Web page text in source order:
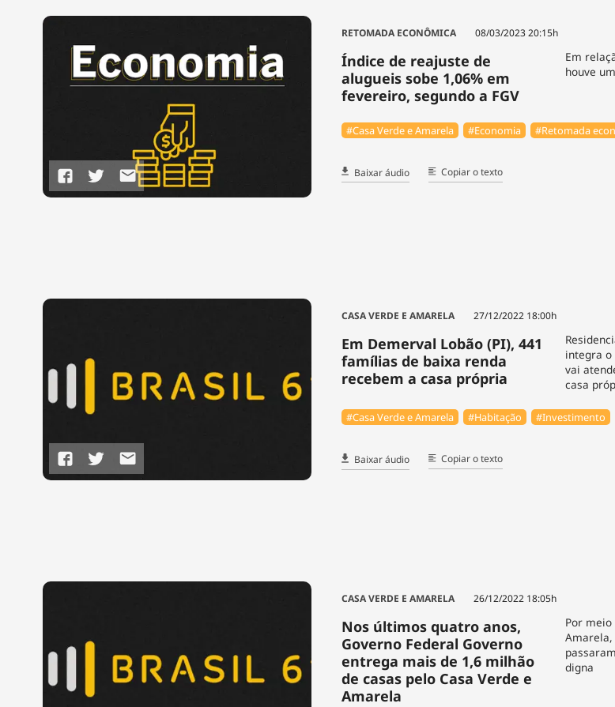
RETOMADA ECONÔMICA 08/03/2023 20:15h
Índice de reajuste de
alugueis sobe 1,06% em
fevereiro, segundo a FGV
Em
houve
#Casa Verde e Amarela #Economia #Retomada
Baixar áudio Copiar o texto
CASA VERDE E AMARELA 27/12/2022 18:00h
Em Demerval Lobão (PI), 441
famílias de baixa renda
recebem a casa própria
integra o
vai
casa
#Casa Verde e Amarela #Habitação #Investimento
Baixar áudio Copiar o texto
CASA VERDE E AMARELA 26/12/2022 18:05h
Nos últimos quatro anos,
Governo Federal Governo
entrega mais de 1,6 milhão
de casas pelo Casa Verde e
Amarela
Por meio
Amarela,
digna